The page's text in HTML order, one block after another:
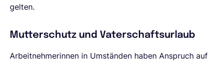
gelten.
Mutterschutz und Vaterschaftsurlaub
Arbeitnehmerinnen in Umständen haben Anspruch auf